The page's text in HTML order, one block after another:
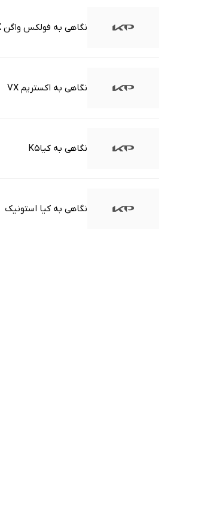
نگاهی به فولکس واگن ID.UNYX
نگاهی به اکستریم VX
نگاهی به کیاK5
نگاهی به کیا استونیک